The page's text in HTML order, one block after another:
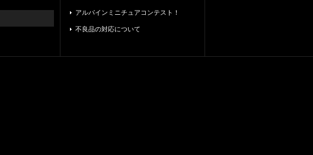
アルパインミニチュアコンテスト！
不良品の対応について